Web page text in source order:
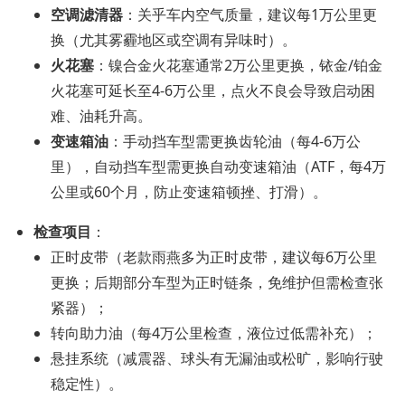
空调滤清器 ：关乎车内空气质量，建议每1万公里更
换（尤其雾霾地区或空调有异味时）。
火花塞 ：镍合金火花塞通常2万公里更换，铱金/铂金
火花塞可延长至4-6万公里，点火不良会导致启动困
难、油耗升高。
变速箱油 ：手动挡车型需更换齿轮油（每4-6万公
里），自动挡车型需更换自动变速箱油（ATF，每4万
公里或60个月，防止变速箱顿挫、打滑）。
检查项目 ：
正时皮带（老款雨燕多为正时皮带，建议每6万公里
更换；后期部分车型为正时链条，免维护但需检查张
紧器）；
转向助力油（每4万公里检查，液位过低需补充）；
悬挂系统（减震器、球头有无漏油或松旷，影响行驶
稳定性）。